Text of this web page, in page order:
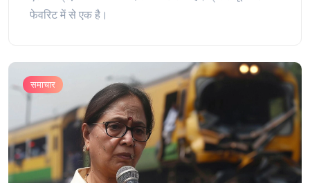
फेवरिट में से एक है।
समाचार